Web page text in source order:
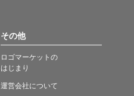
その他
ロゴマーケットの
はじまり
運営会社について